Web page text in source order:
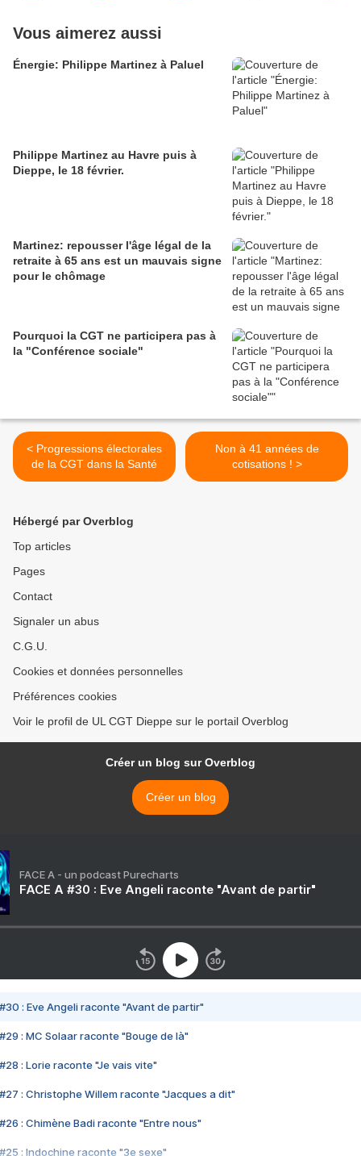
Vous aimerez aussi
Énergie: Philippe Martinez à Paluel
Philippe Martinez au Havre puis à
Dieppe, le 18 février.
Martinez: repousser l'âge légal de la
retraite à 65 ans est un mauvais signe
pour le chômage
Pourquoi la CGT ne participera pas à
la "Conférence sociale"
< Progressions électorales
de la CGT dans la Santé
Non à 41 années de
cotisations ! >
Hébergé par Overblog
Top articles
Pages
Contact
Signaler un abus
C.G.U.
Cookies et données personnelles
Préférences cookies
Voir le profil de UL CGT Dieppe sur le portail Overblog
Créer un blog sur Overblog
Créer un blog
FACE A - un podcast Purecharts
FACE A #30 : Eve Angeli raconte "Avant de partir"
#30 : Eve Angeli raconte "Avant de partir"
#29 : MC Solaar raconte "Bouge de là"
#28 : Lorie raconte "Je vais vite"
#27 : Christophe Willem raconte "Jacques a dit"
#26 : Chimène Badi raconte "Entre nous"
#25 : Indochine raconte "3e sexe"